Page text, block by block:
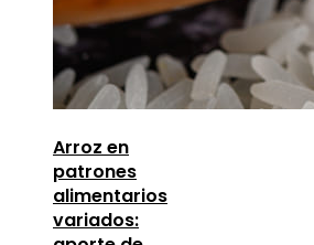
Arroz en
patrones
alimentarios
variados: